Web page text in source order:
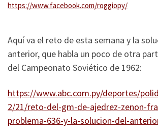
https://www.facebook.com/roggiopy/
Aquí va el reto de esta semana y la
anterior, que habla un poco de otra
del Campeonato Soviético de 1962:
https://www.abc.com.py/deportes/
2/21/reto-del-gm-de-ajedrez-zenon-
problema-636-y-la-solucion-del-